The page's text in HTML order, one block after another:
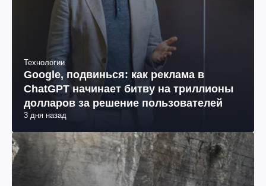
Технологии
Google, подвинься: как реклама в
ChatGPT начинает битву на триллионы
долларов за решение пользователей
3 дня назад